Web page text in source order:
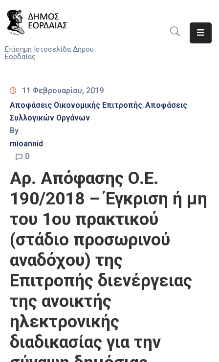
Επίσημη Ιστοσελίδα Δήμου
Εορδαίας
Υπηρεσίες
Του
Δήμου
Αποφάσεις
Καιρός
11 Φεβρουαρίου, 2019
Αποφάσεις Οικονομικής Επιτροπής‚Αποφάσεις
Συλλογικών Οργάνων
By
mioannid
0
Αρ. Απόφασης Ο.Ε.
190/2018 – Έγκριση ή μη
του 1ου πρακτικού
(στάδιο προσωρινού
αναδόχου) της
Επιτροπής διενέργειας
της ανοικτής
ηλεκτρονικής
διαδικασίας για την